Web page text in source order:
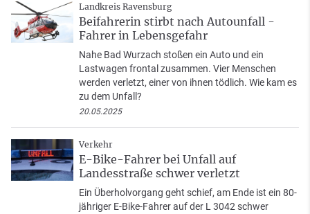
Landkreis Ravensburg
Beifahrerin stirbt nach Autounfall -
Fahrer in Lebensgefahr
Nahe Bad Wurzach stoßen ein Auto und ein
Lastwagen frontal zusammen. Vier Menschen
werden verletzt, einer von ihnen tödlich. Wie kam es
zu dem Unfall?
20.05.2025
Verkehr
E-Bike-Fahrer bei Unfall auf
Landesstraße schwer verletzt
Ein Überholvorgang geht schief, am Ende ist ein 80-
jähriger E-Bike-Fahrer auf der L 3042 schwer